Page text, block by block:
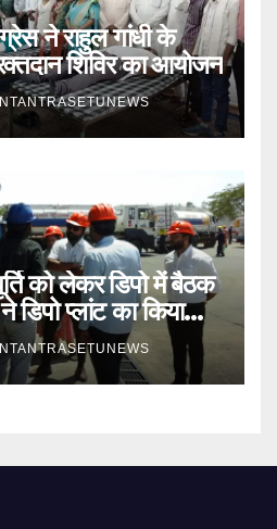
ने राहुल गांधी के
शिविर का आयोजन
को लेकर डिपो में बैठक
प्लांट का किया